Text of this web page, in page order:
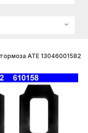
ATE 13046001582